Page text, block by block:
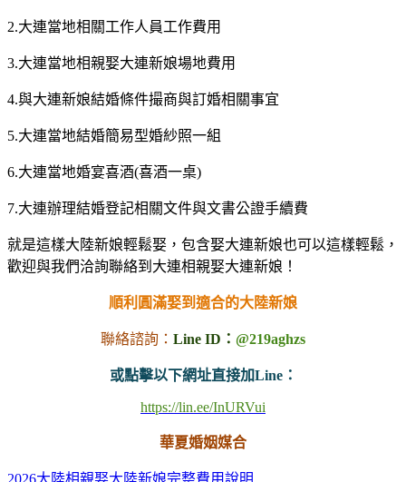
2.大連當地相關工作人員工作費用
3.大連當地相親娶大連新娘場地費用
4.與大連新娘結婚條件撮商與訂婚相關事宜
5.大連當地結婚簡易型婚紗照一組
6.大連當地婚宴喜酒(喜酒一桌)
7.大連辦理結婚登記相關文件與文書公證手續費
就是這樣大陸新娘輕鬆娶，包含娶大連新娘也可以這樣輕鬆，
歡迎與我們洽詢聯絡到大連相親娶大連新娘！
順利圓滿娶到適合的大陸新娘
聯絡諮詢： Line ID： @219aghzs
或點擊以下網址直接加Line：
https://lin.ee/InURVui
華夏婚姻媒合